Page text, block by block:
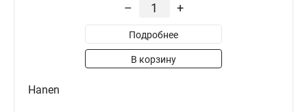
– +
Подробнее
В корзину
Hanen